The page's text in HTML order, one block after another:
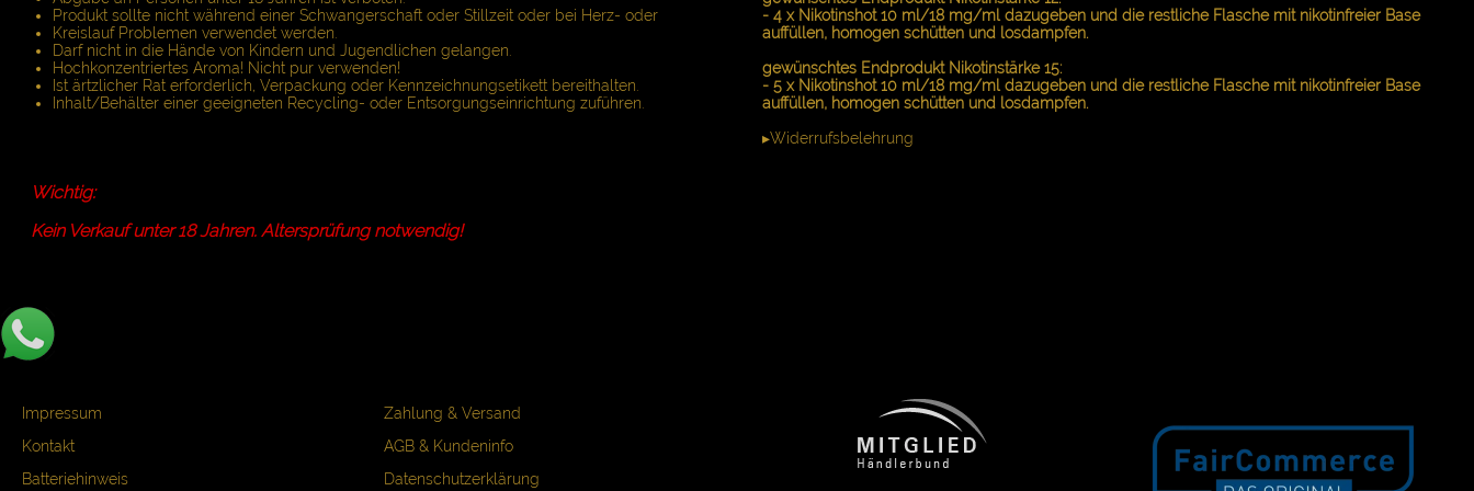
Produkt sollte nicht während einer Schwangerschaft oder Stillzeit oder bei Herz- oder
Kreislauf Problemen verwendet werden.
Darf nicht in die Hände von Kindern und Jugendlichen gelangen.
Hochkonzentriertes Aroma! Nicht pur verwenden!
Ist ärtzlicher Rat erforderlich, Verpackung oder Kennzeichnungsetikett bereithalten.
Inhalt/Behälter einer geeigneten Recycling- oder Entsorgungseinrichtung zuführen.
Wichtig:
Kein Verkauf unter 18 Jahren. Altersprüfung notwendig!
- 4 x Nikotinshot 10 ml/18 mg/ml dazugeben und die restliche Flasche mit nikotinfreier Base
auffüllen, homogen schütten und losdampfen.
gewünschtes Endprodukt Nikotinstärke 15:
- 5 x Nikotinshot 10 ml/18 mg/ml dazugeben und die restliche Flasche mit nikotinfreier Base
auffüllen, homogen schütten und losdampfen.
▸Widerrufsbelehrung
Impressum
Kontakt
Batteriehinweis
Zahlung & Versand
AGB & Kundeninfo
Datenschutzerklärung